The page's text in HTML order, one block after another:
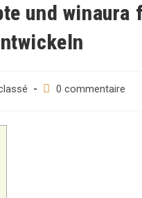
und winaura
Post0 commentaire